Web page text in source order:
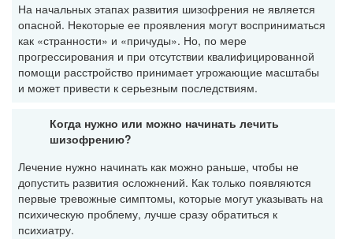
На начальных этапах развития шизофрения не является
опасной. Некоторые ее проявления могут восприниматься
как «странности» и «причуды». Но, по мере
прогрессирования и при отсутствии квалифицированной
помощи расстройство принимает угрожающие масштабы
и может привести к серьезным последствиям.
Когда нужно или можно начинать лечить
шизофрению?
Лечение нужно начинать как можно раньше, чтобы не
допустить развития осложнений. Как только появляются
первые тревожные симптомы, которые могут указывать на
психическую проблему, лучше сразу обратиться к
психиатру.